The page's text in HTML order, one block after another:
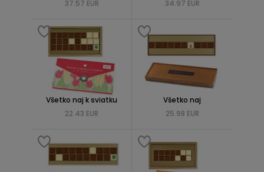
37.57 EUR
34.97 EUR
Všetko naj k sviatku
22.43 EUR
Všetko naj
25.98 EUR